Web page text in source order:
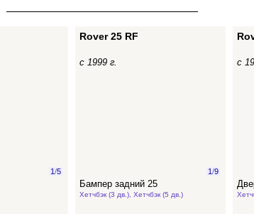
1/5
Rover 25 RF
с 1999 г.
1/9
Бампер задний 25
Хетчбэк (3 дв.), Хетчбэк (5 дв.)
с